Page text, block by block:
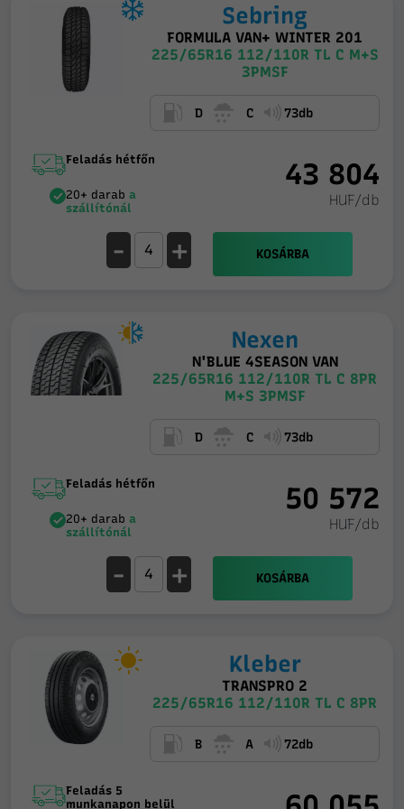
Sebring
FORMULA VAN+ WINTER 201
225/65R16 112/110R TL C M+S
3PMSF
D C 73db
Feladás hétfőn
20+ darab a
szállítónál
43 804
HUF/db
- + KOSÁRBA
Nexen
N'BLUE 4SEASON VAN
225/65R16 112/110R TL C 8PR
M+S 3PMSF
D C 73db
Feladás hétfőn
20+ darab a
szállítónál
50 572
HUF/db
- + KOSÁRBA
Kleber
TRANSPRO 2
225/65R16 112/110R TL C 8PR
B A 72db
Feladás 5
munkanapon belül